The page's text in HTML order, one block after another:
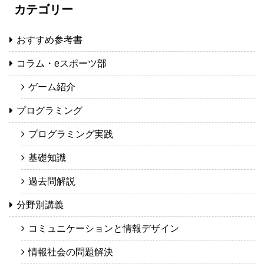
カテゴリー
おすすめ参考書
コラム・eスポーツ部
ゲーム紹介
プログラミング
プログラミング実践
基礎知識
過去問解説
分野別講義
コミュニケーションと情報デザイン
情報社会の問題解決